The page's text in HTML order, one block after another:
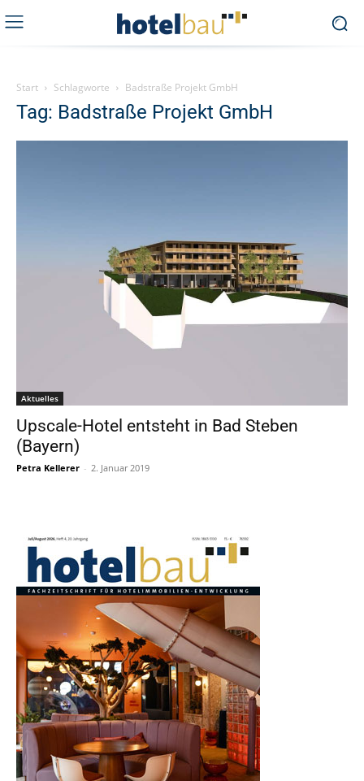
Start Schlagworte Badstraße Projekt GmbH
Tag: Badstraße Projekt GmbH
Aktuelles
Upscale-Hotel entsteht in Bad Steben
(Bayern)
Petra Kellerer - 2. Januar 2019